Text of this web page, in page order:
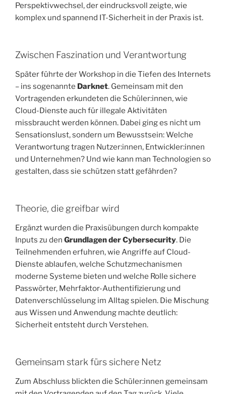
Perspektivwechsel, der eindrucksvoll zeigte, wie
komplex und spannend IT-Sicherheit in der Praxis ist.
Zwischen Faszination und Verantwortung
Später führte der Workshop in die Tiefen des Internets
– ins sogenannte Darknet. Gemeinsam mit den
Vortragenden erkundeten die Schüler:innen, wie
Cloud-Dienste auch für illegale Aktivitäten
missbraucht werden können. Dabei ging es nicht um
Sensationslust, sondern um Bewusstsein: Welche
Verantwortung tragen Nutzer:innen, Entwickler:innen
und Unternehmen? Und wie kann man Technologien so
gestalten, dass sie schützen statt gefährden?
Theorie, die greifbar wird
Ergänzt wurden die Praxisübungen durch kompakte
Inputs zu den Grundlagen der Cybersecurity. Die
Teilnehmenden erfuhren, wie Angriffe auf Cloud-
Dienste ablaufen, welche Schutzmechanismen
moderne Systeme bieten und welche Rolle sichere
Passwörter, Mehrfaktor-Authentifizierung und
Datenverschlüsselung im Alltag spielen. Die Mischung
aus Wissen und Anwendung machte deutlich:
Sicherheit entsteht durch Verstehen.
Gemeinsam stark fürs sichere Netz
Zum Abschluss blickten die Schüler:innen gemeinsam